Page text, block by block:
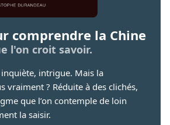
comprendre la Chine
l'on croit savoir.
inquiète, intrigue. Mais la
vraiment ? Réduite à des clichés,
que l’on contemple de loin
la saisir.